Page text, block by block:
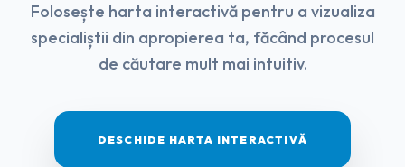
Folosește harta interactivă pentru a vizualiza
specialiștii din apropierea ta, făcând procesul
de căutare mult mai intuitiv.
DESCHIDE HARTA INTERACTIVĂ